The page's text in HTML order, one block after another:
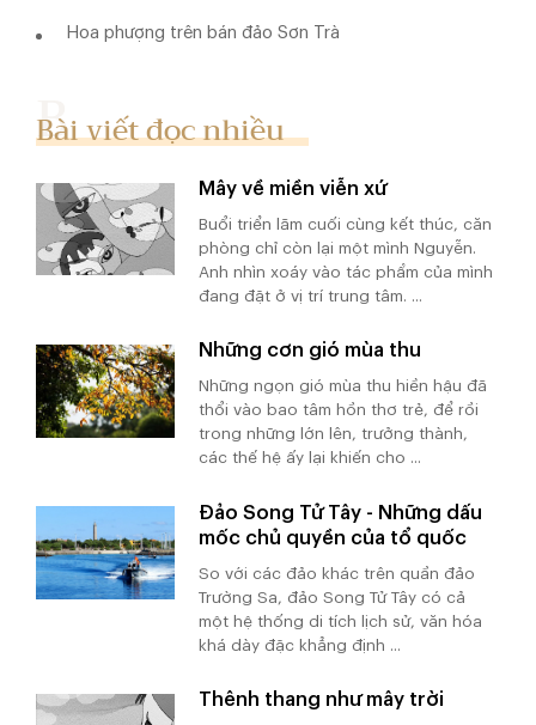
Hoa phượng trên bán đảo Sơn Trà
Bài viết đọc nhiều
Mây về miền viễn xứ
Buổi triển lãm cuối cùng kết thúc, căn
phòng chỉ còn lại một mình Nguyễn.
Anh nhìn xoáy vào tác phẩm của mình
đang đặt ở vị trí trung tâm. ...
Những cơn gió mùa thu
Những ngọn gió mùa thu hiền hậu đã
thổi vào bao tâm hồn thơ trẻ, để rồi
trong những lớn lên, trưởng thành,
các thế hệ ấy lại khiến cho ...
Đảo Song Tử Tây - Những dấu
mốc chủ quyền của tổ quốc
So với các đảo khác trên quần đảo
Trường Sa, đảo Song Tử Tây có cả
một hệ thống di tích lịch sử, văn hóa
khá dày đặc khẳng định ...
Thênh thang như mây trời